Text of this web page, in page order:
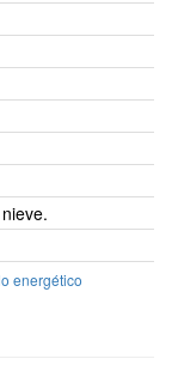
energético